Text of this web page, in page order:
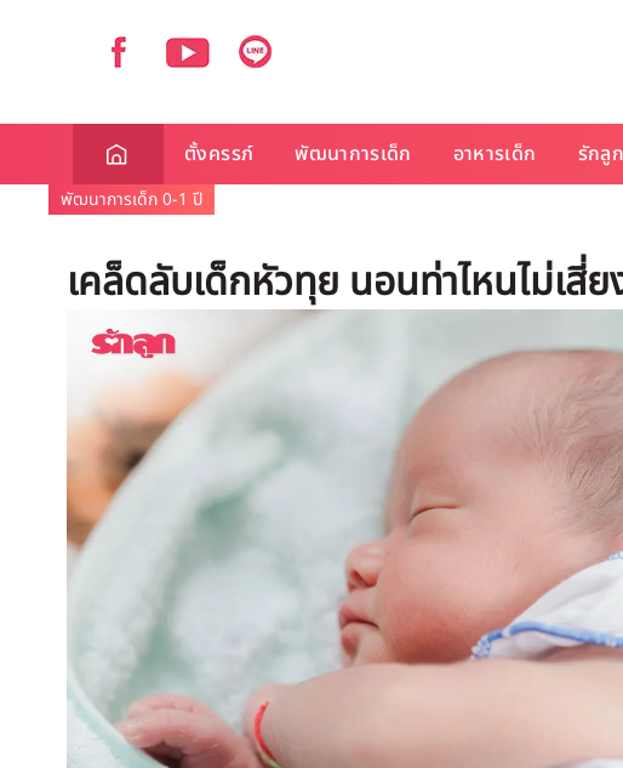
ตั้งครรภ์ พัฒนาการเด็ก อาหารเด็ก รักลู
พัฒนาการเด็ก 0-1 ปี
เคล็ดลับเด็กหัวทุย นอนท่าไหนไม่เสี่ย